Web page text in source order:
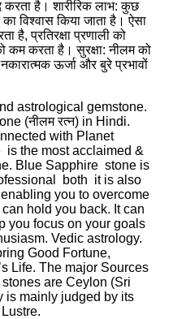
करता है। शारीरिक लाभ: कुछ
विश्वास किया जाता है। ऐसा
है, प्रतिरक्षा प्रणाली को
कम करता है। सुरक्षा: नीलम को
ऊर्जा और बुरे प्रभावों
astrological gemstone.
(नीलम रत्न) in Hindi.
with Planet
is the most acclaimed &
Blue Sapphire stone is
both it is also
you to overcome
hold you back. It can
you focus on your goals
Vedic astrology.
Good Fortune,
Life. The major Sources
are Ceylon (Sri
is mainly judged by its